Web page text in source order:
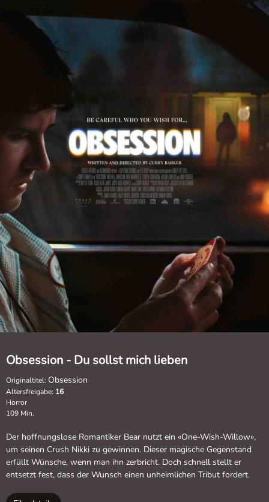
Obsession - Du sollst mich lieben
Originaltitel: Obsession
Altersfreigabe: 16
Horror
109 Min.
Der hoffnungslose Romantiker Bear nutzt ein «One-Wish-Willow»,
um seinen Crush Nikki zu gewinnen. Dieser magische Gegenstand
erfüllt Wünsche, wenn man ihn zerbricht. Doch schnell stellt er
entsetzt fest, dass der Wunsch einen unheimlichen Tribut fordert.